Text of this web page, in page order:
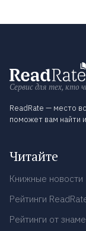
Сервис для тех, кто
ReadRate — место
поможет вам найти
Читайте
Книжные новости
Рейтинги
Рейтинги от